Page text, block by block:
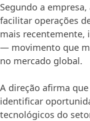
Segundo a
facilitar operações
mais recentemente,
— movimento que
no mercado global.
A direção afirma
identificar
tecnológicos do